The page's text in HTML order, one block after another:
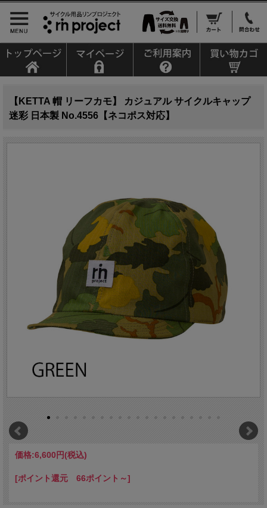
【KETTA 帽 リーフカモ】 カジュアル サイクルキャップ
迷彩 日本製 No.4556【ネコポス対応】
価格:6,600円(税込)
[ポイント還元 66ポイント～]